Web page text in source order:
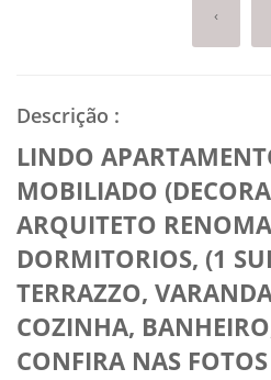
‹
Descrição :
LINDO
MOBILIADO
ARQUITETO
DORMITORIOS, (1
TERRAZZO,
COZINHA,
CONFIRA NAS